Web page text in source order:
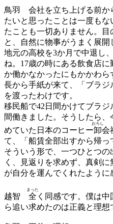
鳥羽
会社を立ち上げる前か
たいと思ったことは一度も
たことも一切ありません。
と、自然に物事がうまく展開
地元の高校を3か月で中退し
ね。17歳の時にある飲食店
か働かなかったにもかかわ
長から手紙が来て、「ブラ
を渡ったわけです。
移民船で42日間かけてブラ
間働きました。そうしたら
めていた日本のコーヒー卸
おろし
会
て、「船賃全部出すから帰っ
そういう形で、一つひとつ
く、見返りを求めず、真剣
が自分を運んでくれたように
越智 全
まった
く同感です。僕は
ら追い求めたのは正義と理想